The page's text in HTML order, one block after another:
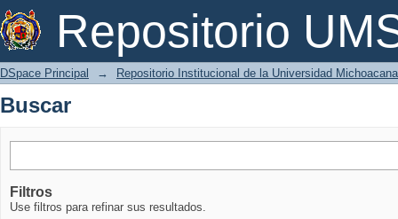
Repositorio
Buscar
DSpace Principal → Repositorio Institucional de la Universidad
Buscar
Filtros
Use filtros para refinar sus resultados.